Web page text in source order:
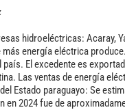
hidroeléctricas: Acaray,
más energía eléctrica
país. El excedente es
Las ventas de energía
Estado paraguayo: Se
en 2024 fue de